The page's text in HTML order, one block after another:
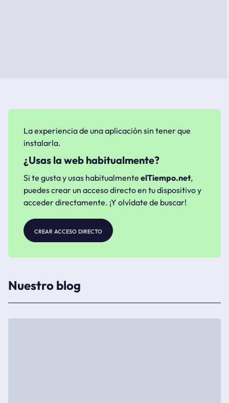
La experiencia de una aplicación sin tener que
instalarla.
¿Usas la web habitualmente?
Si te gusta y usas habitualmente elTiempo.net,
puedes crear un acceso directo en tu dispositivo y
acceder directamente. ¡Y olvídate de buscar!
crear acceso directo
Nuestro blog